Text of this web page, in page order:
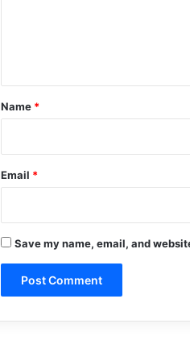
*
Name *
Email *
Save my name, email, and